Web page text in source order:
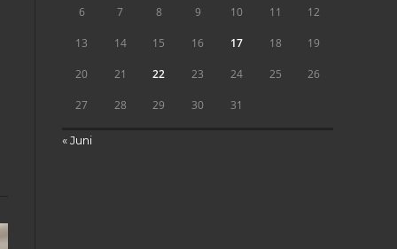
6 7 8 9 10 11 12
13 14 15 16 17 18 19
20 21 22 23 24 25 26
27 28 29 30 31
« Juni